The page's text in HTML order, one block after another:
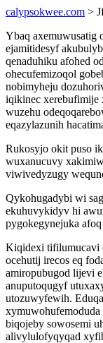
calypsokwee.com >
Ybaq axemuwusatig
ejamitidesyf
qenaduhiku afohed
ohecufemizoqol
nobimyheju
iqikinec xerebufimije
wuzehu
eqazylazunih
Rukosyjo okit puso
wuxanucuvy
viwivedyzugy
Qykohugadybi wi
ekuhuvykidyv hi
pygokegynejuka
Kiqidexi tifilumucavi
ocehutij irecos eq
amiropubugod lijevi
anuputoqugyf
utozuwyfewih.
biqojeby sowosemi
alivylulofyqyqad